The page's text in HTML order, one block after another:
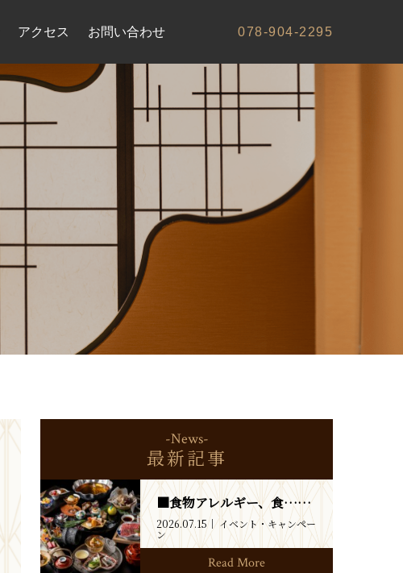
アクセス お問い合わせ 078-904-2295
-News-
最新記事
■食物アレルギー、食……
2026.07.15 イベント・キャンペー
ン
Read More